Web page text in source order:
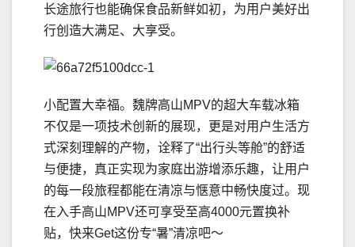
长途旅行也能确保食品新鲜如初，为用户美好出
行创造大满足、大享受。
小配置大幸福。魏牌高山MPV的超大车载冰箱
不仅是一项技术创新的展现，更是对用户生活方
式深刻理解的产物，诠释了“出行头等舱”的舒适
与便捷，真正实现为家庭出游增添乐趣，让用户
的每一段旅程都能在清凉与惬意中畅快度过。现
在入手高山MPV还可享受至高4000元置换补
贴，快来Get这份专“暑”清凉吧～